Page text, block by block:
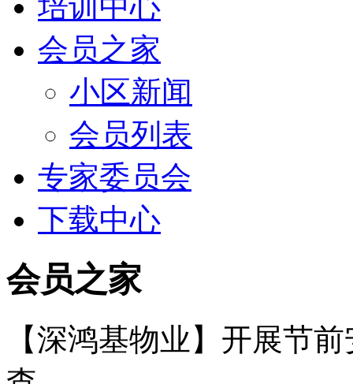
会员之家
小区新闻
会员列表
专家委员会
下载中心
会员之家
【深鸿基物业】开展节